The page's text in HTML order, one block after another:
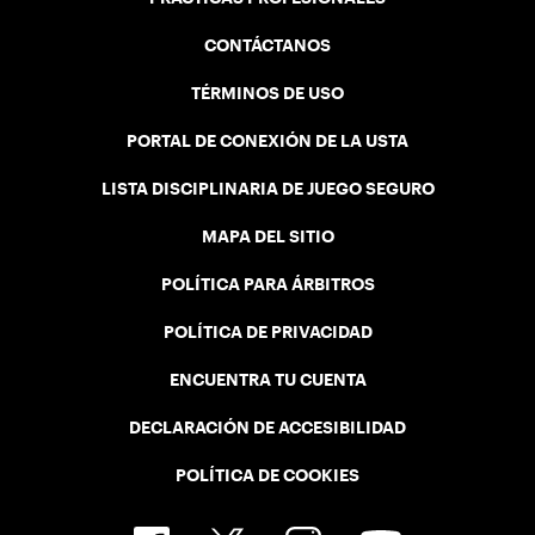
CONTÁCTANOS
TÉRMINOS DE USO
PORTAL DE CONEXIÓN DE LA USTA
LISTA DISCIPLINARIA DE JUEGO SEGURO
MAPA DEL SITIO
POLÍTICA PARA ÁRBITROS
POLÍTICA DE PRIVACIDAD
ENCUENTRA TU CUENTA
DECLARACIÓN DE ACCESIBILIDAD
POLÍTICA DE COOKIES